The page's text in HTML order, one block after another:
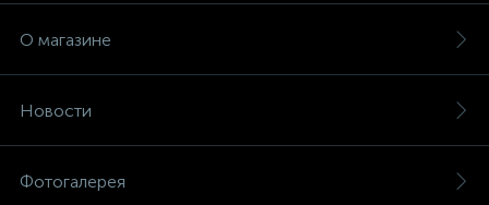
О магазине
Новости
Фотогалерея